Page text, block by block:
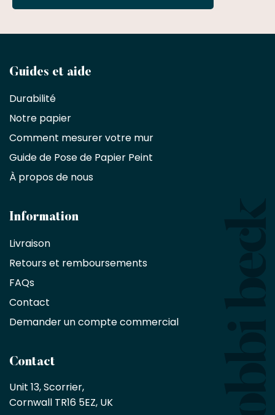
Devenez
partenaire
commercial
Décorateurs
d'intérieur,
designers
architectes
d'une
exclusive
de
%
sur
sans
minimum
en
Guides et aide
Durabilité
Notre papier
Comment mesurer votre mur
Guide de Pose de Papier Peint
À propos de nous
Information
Livraison
Retours et remboursements
FAQs
Contact
Demander un compte commercial
Contact
Unit 13, Scorrier,
Cornwall TR16 5EZ, UK